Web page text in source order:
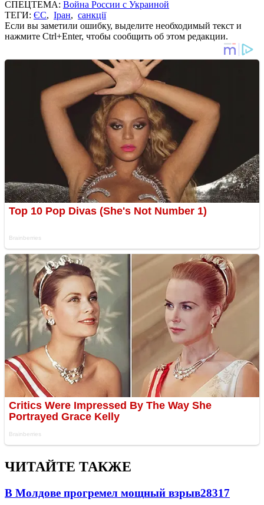
СПЕЦТЕМА: Война России с Украиной
ТЕГИ: ЄС, Іран, санкції
Если вы заметили ошибку, выделите необходимый текст и
нажмите Ctrl+Enter, чтобы сообщить об этом редакции.
ЧИТАЙТЕ ТАКЖЕ
В Молдове прогремел мощный взрыв28317